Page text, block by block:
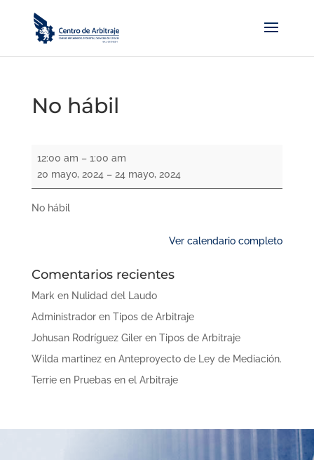
No hábil
12:00 am – 1:00 am
20 mayo, 2024 – 24 mayo, 2024
No hábil
Ver calendario completo
Comentarios recientes
Mark en Nulidad del Laudo
Administradoren Tipos de Arbitraje
Johusan Rodríguez Gileren Tipos de Arbitraje
Wilda martinezen Anteproyecto de Ley de Mediación.
Terrieen Pruebas en el Arbitraje